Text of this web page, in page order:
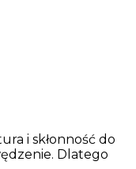
i skłonność do
Dlatego